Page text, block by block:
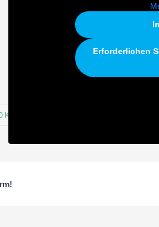
Erforderlichen
Kommentare